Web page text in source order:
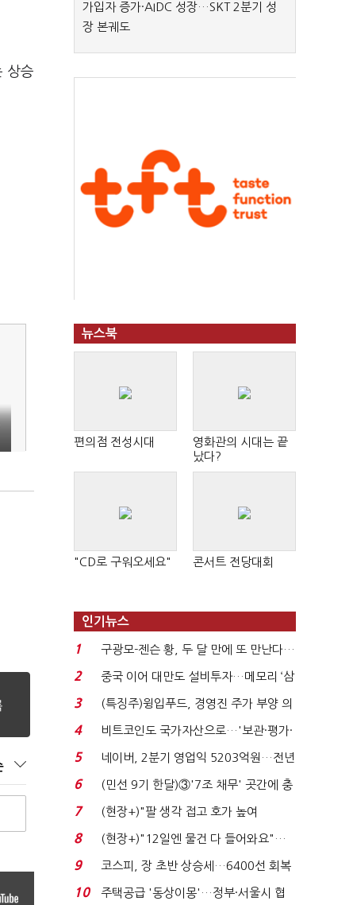
상승
가입자 증가·AIDC 성장…SKT 2분기 성
장 본궤도
뉴스북
편의점 전성시대
영화관의 시대는 끝
났다?
"CD로 구워오세요" 콘서트 전당대회
인기뉴스
1
구광모-젠슨 황, 두 달 만에 또 만난다…
로봇·AI 등 논...
2
중국 이어 대만도 설비투자…메모리 ‘삼
국전쟁’
3
(특징주)윙입푸드, 경영진 주가 부양 의
지에 상한가...
4
비트코인도 국가자산으로…'보관·평가·
처분' 기준은 ...
5
네이버, 2분기 영업익 5203억원…전년
비 0.2% 감소...
6
(민선 9기 한달)③'7조 채무' 곳간에 충
격…추미애, 20년...
7
(현장+)"팔 생각 접고 호가 높여
요"…'덜 똘똘한 한 채' 20...
8
(현장+)"12일엔 물건 다 들어와요"…
빈 매대 채우며 문 연 ...
9
코스피, 장 초반 상승세…6400선 회복
시도
10
주택공급 '동상이몽'…정부·서울시 협